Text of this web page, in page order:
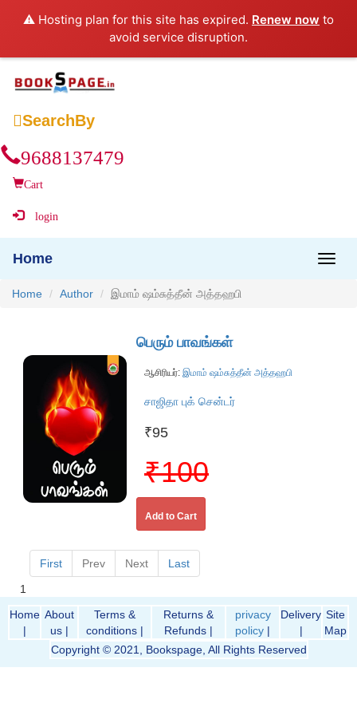
⚠️ Hosting plan for this site has expired. Renew now to
avoid service disruption.
SearchBy
9688137479
Cart
login
Home
Home Author இமாம் ஷம்சுத்தீன் அத்தஹபி
பெரும் பாவங்கள்
ஆசிரியர்: இமாம் ஷம்சுத்தீன் அத்தஹபி
சாஜிதா புக் சென்டர்
₹95
₹100
Add to Cart
1
First Prev Next Last
Home
|
About
us |
Terms &
conditions |
Returns &
Refunds |
privacy
policy |
Delivery
|
Site
Map
Copyright © 2021, Bookspage, All Rights Reserved